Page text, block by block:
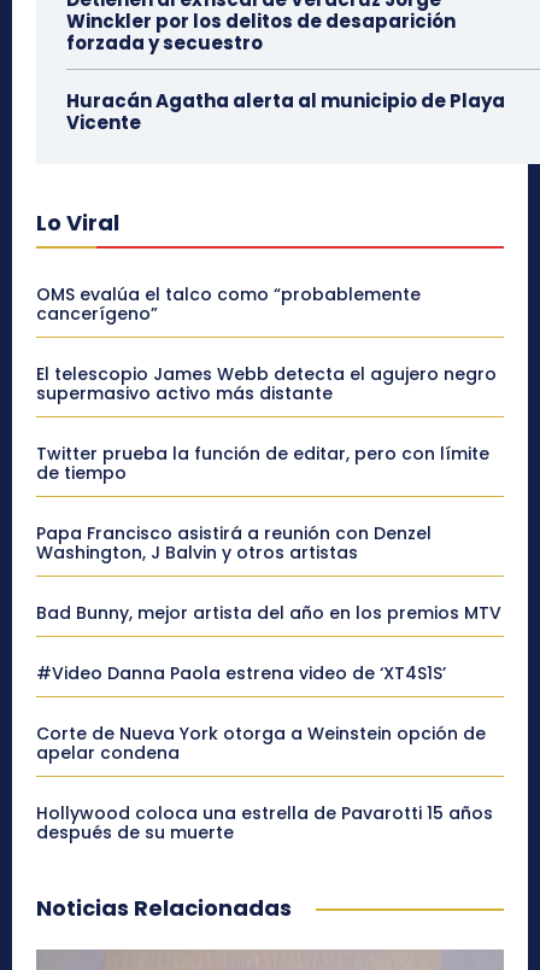
Winckler por los delitos de desaparición
forzada y secuestro
Huracán Agatha alerta al municipio de Playa
Vicente
Lo Viral
OMS evalúa el talco como “probablemente
cancerígeno”
El telescopio James Webb detecta el agujero negro
supermasivo activo más distante
Twitter prueba la función de editar, pero con límite
de tiempo
Papa Francisco asistirá a reunión con Denzel
Washington, J Balvin y otros artistas
Bad Bunny, mejor artista del año en los premios MTV
#Video Danna Paola estrena video de ‘XT4S1S’
Corte de Nueva York otorga a Weinstein opción de
apelar condena
Hollywood coloca una estrella de Pavarotti 15 años
después de su muerte
Noticias Relacionadas